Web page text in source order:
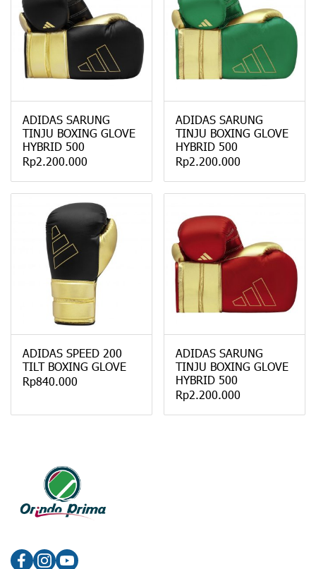
ADIDAS SARUNG
TINJU BOXING GLOVE
HYBRID 500
Rp2.200.000
ADIDAS SARUNG
TINJU BOXING GLOVE
HYBRID 500
Rp2.200.000
ADIDAS SPEED 200
TILT BOXING GLOVE
Rp840.000
ADIDAS SARUNG
TINJU BOXING GLOVE
HYBRID 500
Rp2.200.000